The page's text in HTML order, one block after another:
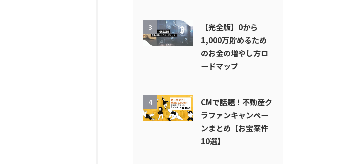
3
【完全版】0から
1,000万貯めるため
のお金の増やし方ロ
ードマップ
4
CMで話題！不動産ク
ラファンキャンペー
ンまとめ【お宝案件
10選】